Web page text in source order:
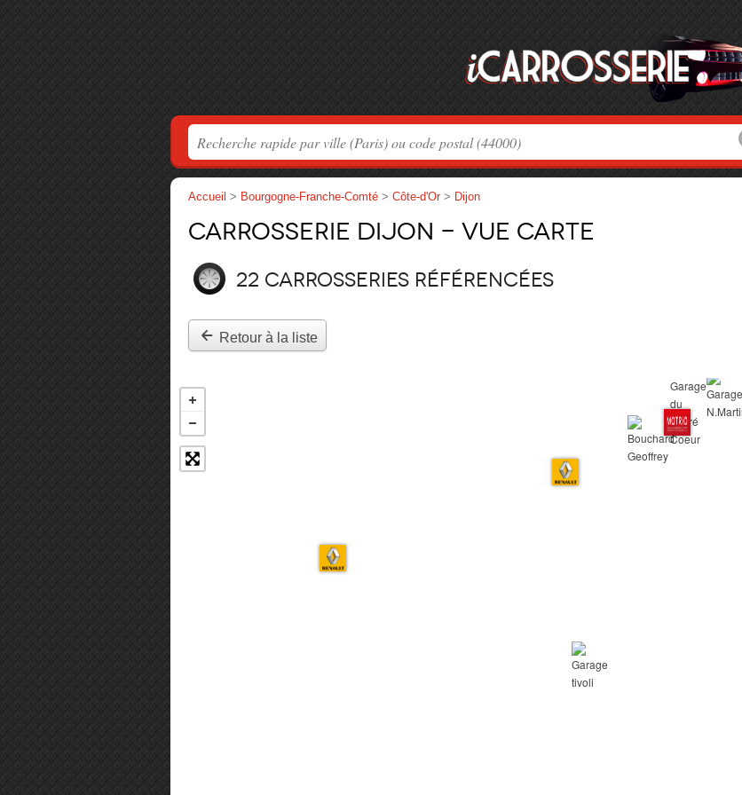
Accueil > Bourgogne-Franche-Comté > Côte-d'Or > Dijon
Carrosserie Dijon - Vue carte
22 carrosseries référencées
Retour à la liste